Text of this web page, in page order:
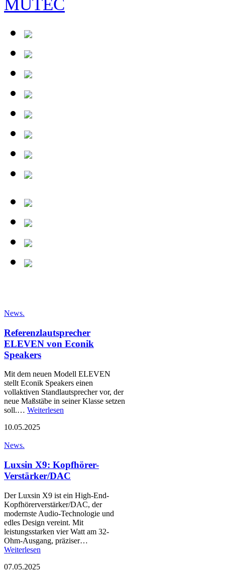
News.
Referenzlautsprecher
ELEVEN von Econik
Speakers
Mit dem neuen Modell ELEVEN
stellt Econik Speakers einen
vollaktiven Standlautsprecher vor, der
neue Maßstäbe in seiner Klasse setzen
soll.… Weiterlesen
10.05.2025
News.
Luxsin X9: Kopfhörer-
Verstärker/DAC
Der Luxsin X9 ist ein High-End-
Kopfhörerverstärker/DAC, der
modernste Audio-Technologie und
edles Design vereint. Mit
leistungsstarken vier Watt am 32-
Ohm-Ausgang, präziser…
Weiterlesen
07.05.2025